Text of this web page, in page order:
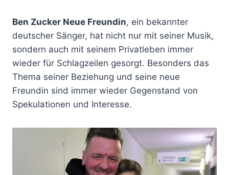
Ben Zucker Neue Freundin, ein bekannter
deutscher Sänger, hat nicht nur mit seiner Musik,
sondern auch mit seinem Privatleben immer
wieder für Schlagzeilen gesorgt. Besonders das
Thema seiner Beziehung und seine neue
Freundin sind immer wieder Gegenstand von
Spekulationen und Interesse.